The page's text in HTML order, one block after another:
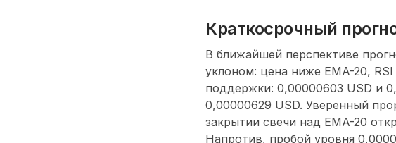
Краткосрочный
В ближайшей перспективе
уклоном: цена ниже EMA-20,
поддержки: 0,00000603 USD и
0,00000629 USD. Уверенный
закрытии свечи над EMA-20
Напротив, пробой уровня